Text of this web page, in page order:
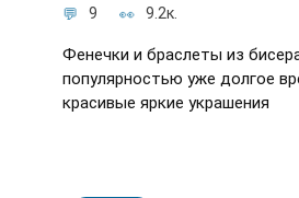
9 9.2к.
Фенечки и браслеты из
популярностью уже долгое
красивые яркие украшения